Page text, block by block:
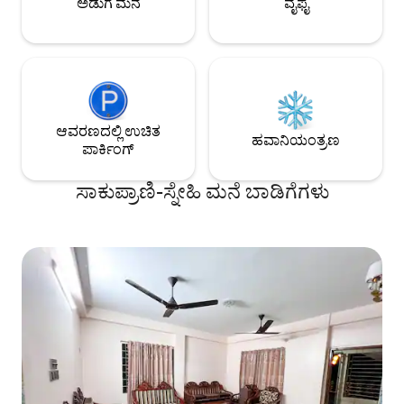
ಆವರಣದಲ್ಲಿ ಉಚಿತ
ಪಾರ್ಕಿಂಗ್
ಹವಾನಿಯಂತ್ರಣ
ಸಾಕುಪ್ರಾಣಿ-ಸ್ನೇಹಿ ಮನೆ ಬಾಡಿಗೆಗಳು